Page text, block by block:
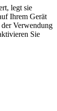
legt sie
Ihrem Gerät
Verwendung
Sie